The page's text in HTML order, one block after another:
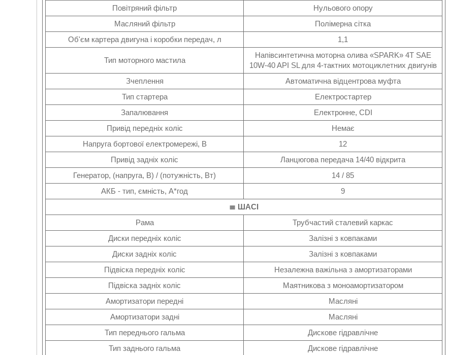
Повітряний фільтр
Нульового опору
Масляний фільтр
Полімерна сітка
Об'єм картера двигуна і коробки передач, л
1,1
Тип моторного мастила
Напівсинтетична моторна олива «SPARK» 4Т SAE
10W-40 API SL для 4-тактних мотоциклетних двигунів
Зчеплення
Автоматична відцентрова муфта
Тип стартера
Електростартер
Запалювання
Електронне, CDI
Привід передніх коліс
Немає
Напруга бортової електромережі, В
12
Привід задніх коліс
Ланцюгова передача 14/40 відкрита
Генератор, (напруга, В) / (потужність, Вт)
14 / 85
АКБ - тип, ємність, А*год
9
≣ ШАСІ
Рама
Трубчастий сталевий каркас
Диски передніх коліс
Залізні з ковпаками
Диски задніх коліс
Залізні з ковпаками
Підвіска передніх коліс
Незалежна важільна з амортизаторами
Підвіска задніх коліс
Маятникова з моноамортизатором
Амортизатори передні
Масляні
Амортизатори задні
Масляні
Тип переднього гальма
Дискове гідравлічне
Тип заднього гальма
Дискове гідравлічне